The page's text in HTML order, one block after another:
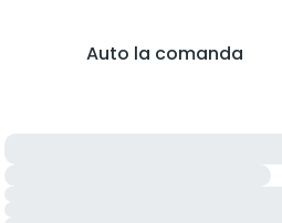
Auto la comanda